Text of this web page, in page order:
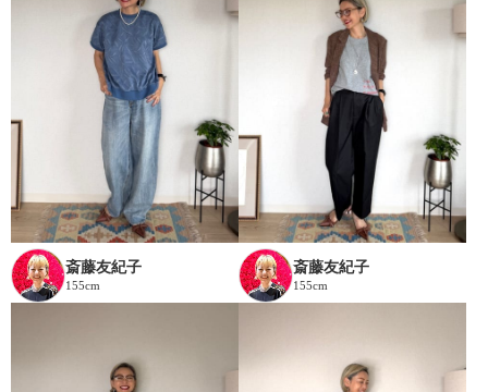
斎藤友紀子
155cm
斎藤友紀子
155cm